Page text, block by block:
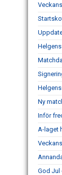
Ny
Inför
A-laget
God Jul